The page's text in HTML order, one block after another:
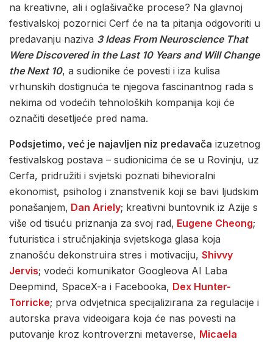
na kreativne, ali i oglašivačke procese? Na glavnoj
festivalskoj pozornici Cerf će na ta pitanja odgovoriti u
predavanju naziva 3 Ideas From Neuroscience That
Were Discovered in the Last 10 Years and Will Change
the Next 10, a sudionike će povesti i iza kulisa
vrhunskih dostignuća te njegova fascinantnog rada s
nekima od vodećih tehnoloških kompanija koji će
označiti desetljeće pred nama.
Podsjetimo, već je najavljen niz predavača izuzetnog
festivalskog postava – sudionicima će se u Rovinju, uz
Cerfa, pridružiti i svjetski poznati bihevioralni
ekonomist, psiholog i znanstvenik koji se bavi ljudskim
ponašanjem, Dan Ariely; kreativni buntovnik iz Azije s
više od tisuću priznanja za svoj rad, Eugene Cheong;
futuristica i stručnjakinja svjetskoga glasa koja
znanošću dekonstruira stres i motivaciju, Shivvy
Jervis; vodeći komunikator Googleova AI Laba
Deepmind, SpaceX-a i Facebooka, Dex Hunter-
Torricke; prva odvjetnica specijalizirana za regulacije i
autorska prava videoigara koja će nas povesti na
putovanje kroz kontroverzni metaverse, Micaela